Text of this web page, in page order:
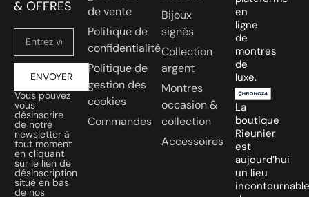
& OFFRES
ENVOYER
Vous pouvez
vous
désinscrire
de notre
newsletter à
tout moment
en cliquant
sur le lien de
désinscription
situé en bas
de nos
de vente
Politique de
confidentialité
Politique de
gestion des
cookies
Commandes
Bijoux
signés
Collection
argent
Montres
occasion &
collection
Accessoires
en
ligne
de
montres
de
luxe.
La
boutique
Rieunier
est
aujourd’hui
un lieu
incontournable